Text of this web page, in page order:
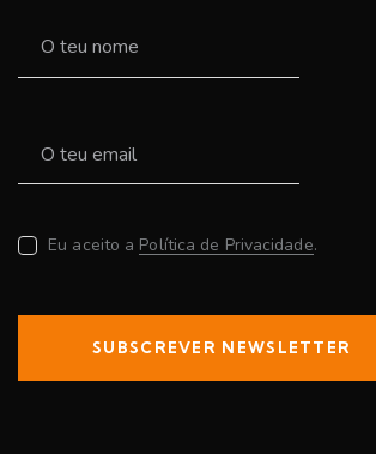
Eu aceito a Política de Privacidade.
SUBSCREVER NEWSLETTER